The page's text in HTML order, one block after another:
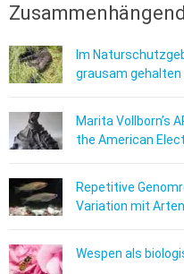
Im
grausam gehalten
Marita Vollborn’s
the American
Repetitive
Variation mit
Wespen als